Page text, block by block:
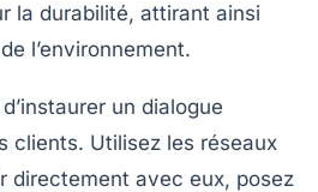
la durabilité, attirant ainsi
l’environnement.
un dialogue
clients. Utilisez les réseaux
directement avec eux, posez